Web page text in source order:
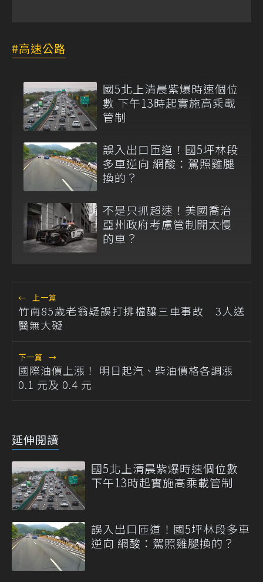
高速公路
國5北上清晨紫爆時速個位
數 下午13時起實施高乘載
管制
誤入出口匝道！國5坪林段
多車逆向 網酸：駕照雞腿
換的？
不是只抓超速！美國喬治
亞州政府考慮管制開太慢
的車？
← 上一篇
竹南85歲老翁疑誤打排檔釀三車事故 3人送
醫無大礙
下一篇 →
國際油價上漲！ 明日起汽、柴油價格各調漲
0.1 元及 0.4 元
延伸閱讀
國5北上清晨紫爆時速個位數
下午13時起實施高乘載管制
誤入出口匝道！國5坪林段多車
逆向 網酸：駕照雞腿換的？